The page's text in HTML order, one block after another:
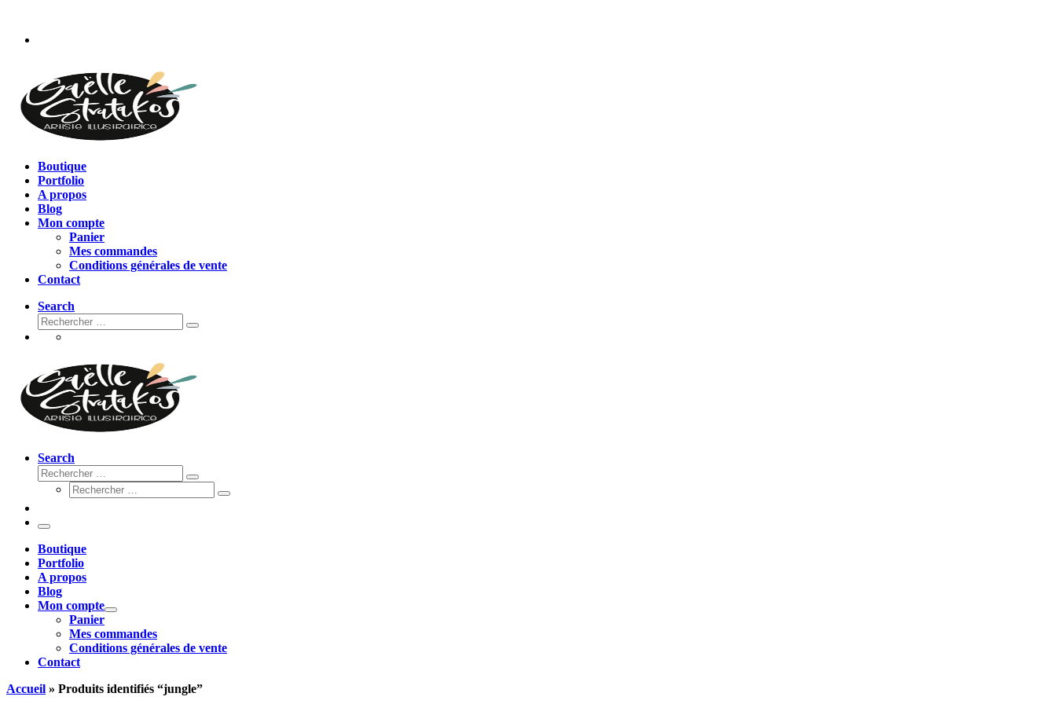
contenu
Boutique
Portfolio
A propos
Blog
Mon compte
Panier
Mes commandes
Conditions générales de vente
Contact
Search
Rechercher
Rechercher
Search
Rechercher
Rechercher
Rechercher
Rechercher
Menu
Boutique
Portfolio
A propos
Blog
Mon compte
Panier
Mes commandes
Conditions générales de vente
Contact
Accueil » Produits identifiés “jungle”